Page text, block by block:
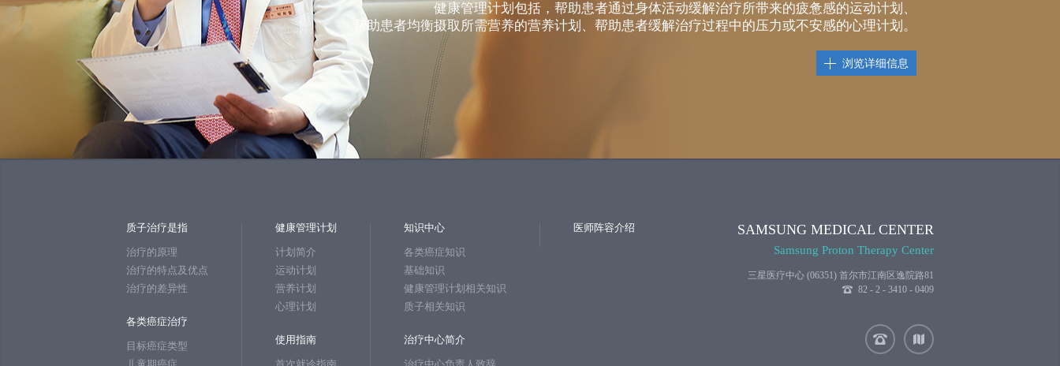
健康管理计划包括，帮助患者通过身体活动缓解治疗所带来的疲惫感的运动计划、
帮助患者均衡摄取所需营养的营养计划、帮助患者缓解治疗过程中的压力或不安感的心理计划。
浏览详细信息
质子治疗是指
治疗的原理
治疗的特点及优点
治疗的差异性
各类癌症治疗
目标癌症类型
健康管理计划
计划简介
运动计划
营养计划
心理计划
使用指南
知识中心
各类癌症知识
基础知识
健康管理计划相关知识
质子相关知识
治疗中心简介
医师阵容介绍 SAMSUNG MEDICAL CENTER
Samsung Proton Therapy Center
三星医疗中心 (06351) 首尔市江南区逸院路81
82 - 2 - 3410 - 0409